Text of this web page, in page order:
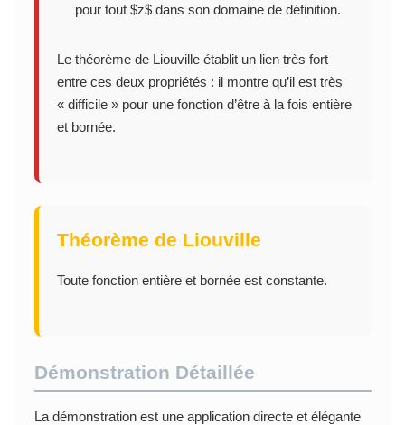
pour tout $z$ dans son domaine de définition.
Le théorème de Liouville établit un lien très fort
entre ces deux propriétés : il montre qu’il est très
« difficile » pour une fonction d’être à la fois entière
et bornée.
Théorème de Liouville
Toute fonction entière et bornée est constante.
Démonstration Détaillée
La démonstration est une application directe et élégante